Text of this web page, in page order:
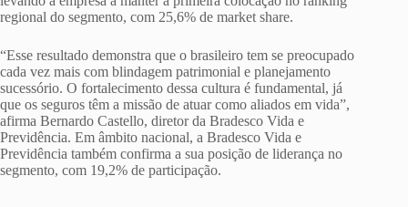
regional do segmento, com 25,6% de market share.
“Esse resultado demonstra que o brasileiro tem se preocupado
cada vez mais com blindagem patrimonial e planejamento
sucessório. O fortalecimento dessa cultura é fundamental, já
que os seguros têm a missão de atuar como aliados em vida”,
afirma Bernardo Castello, diretor da Bradesco Vida e
Previdência. Em âmbito nacional, a Bradesco Vida e
Previdência também confirma a sua posição de liderança no
segmento, com 19,2% de participação.